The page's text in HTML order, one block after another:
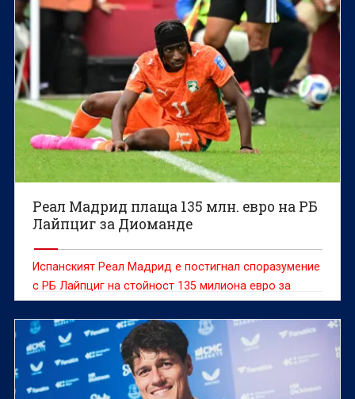
плейофите.
Реал Мадрид плаща 135 млн. евро на РБ
Лайпциг за Диоманде
Испанският Реал Мадрид е постигнал споразумение
с РБ Лайпциг на стойност 135 милиона евро за
нападателя от Кот д'Ивоар Ян Диоманде, съобщава
Press Association.